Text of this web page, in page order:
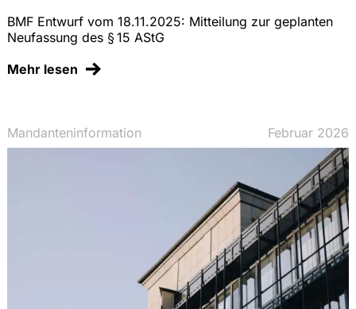
BMF Entwurf vom 18.11.2025: Mitteilung zur geplanten
Neufassung des § 15 AStG
Mehr lesen
Mandanteninformation Februar 2026